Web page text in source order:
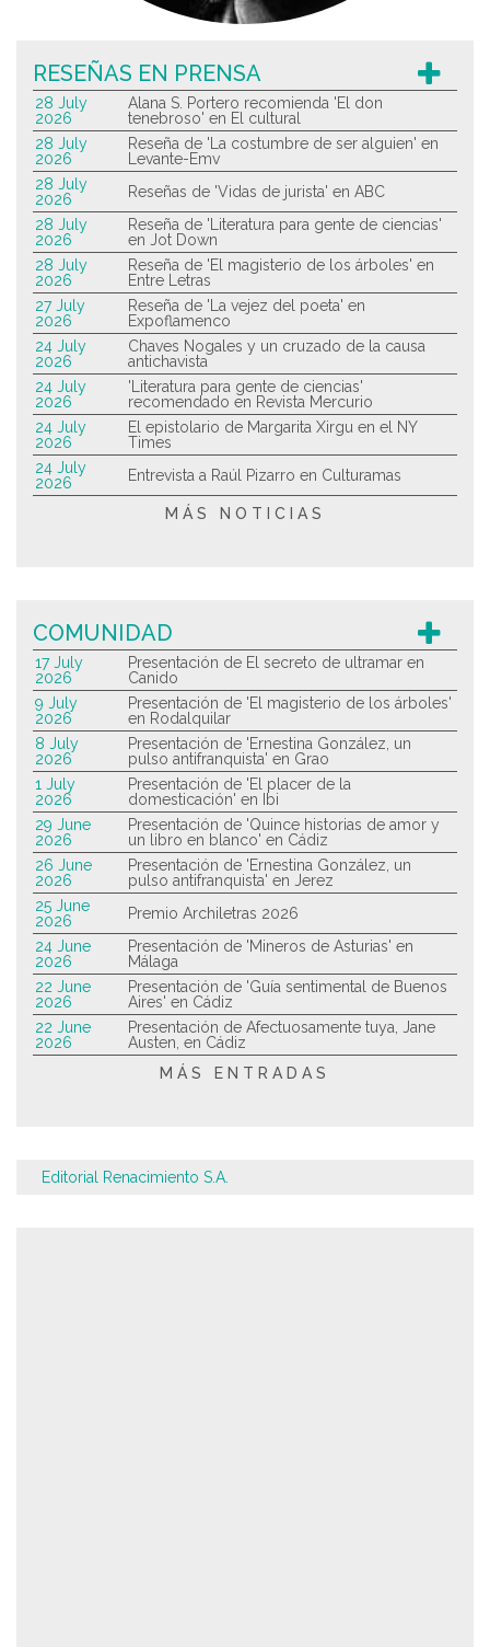
RESEÑAS EN PRENSA
28 July
2026
Alana S. Portero recomienda 'El don
tenebroso' en El cultural
28 July
2026
Reseña de 'La costumbre de ser alguien' en
Levante-Emv
28 July
2026
Reseñas de 'Vidas de jurista' en ABC
28 July
2026
Reseña de 'Literatura para gente de ciencias'
en Jot Down
28 July
2026
Reseña de 'El magisterio de los árboles' en
Entre Letras
27 July
2026
Reseña de 'La vejez del poeta' en
Expoflamenco
24 July
2026
Chaves Nogales y un cruzado de la causa
antichavista
24 July
2026
'Literatura para gente de ciencias'
recomendado en Revista Mercurio
24 July
2026
El epistolario de Margarita Xirgu en el NY
Times
24 July
2026
Entrevista a Raúl Pizarro en Culturamas
MÁS NOTICIAS
COMUNIDAD
17 July
2026
Presentación de El secreto de ultramar en
Canido
9 July
2026
Presentación de 'El magisterio de los árboles'
en Rodalquilar
8 July
2026
Presentación de 'Ernestina González, un
pulso antifranquista' en Grao
1 July
2026
Presentación de 'El placer de la
domesticación' en Ibi
29 June
2026
Presentación de 'Quince historias de amor y
un libro en blanco' en Cádiz
26 June
2026
Presentación de 'Ernestina González, un
pulso antifranquista' en Jerez
25 June
2026
Premio Archiletras 2026
24 June
2026
Presentación de 'Mineros de Asturias' en
Málaga
22 June
2026
Presentación de 'Guía sentimental de Buenos
Aires' en Cádiz
22 June
2026
Presentación de Afectuosamente tuya, Jane
Austen, en Cádiz
MÁS ENTRADAS
Editorial Renacimiento S.A.